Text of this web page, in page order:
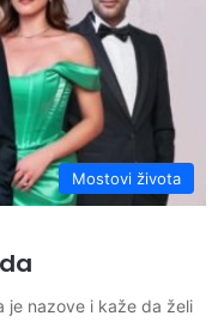
Mostovi života
je nazove i kaže da želi